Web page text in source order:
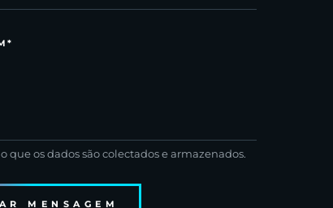
que os dados são colectados e armazenados.